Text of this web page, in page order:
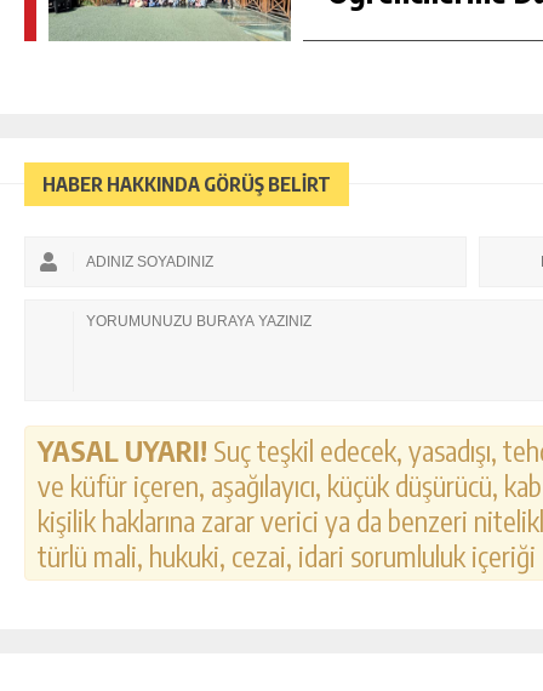
HABER HAKKINDA GÖRÜŞ BELİRT
YASAL UYARI! Suç teşkil edecek, yasadışı,
ve küfür içeren, aşağılayıcı, küçük düşürücü,
kişilik haklarına zarar verici ya da benzeri
türlü mali, hukuki, cezai, idari sorumluluk